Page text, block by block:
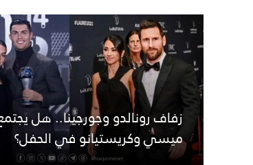
زفاف رونالدو وجورجينا.. هل
ميسي وكريستيانو في الحفل؟